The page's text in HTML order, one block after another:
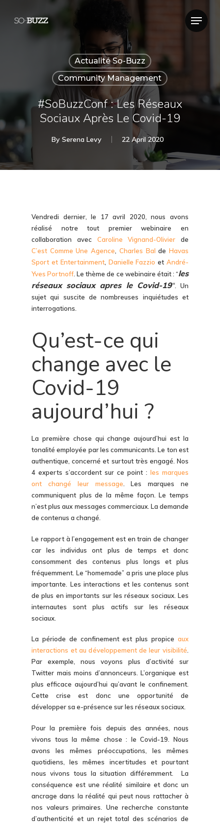
Actualité So-Buzz
Community Management
#SoBuzzConf : Les Réseaux
Sociaux Après Le Covid-19
By Serena Levy 22 April 2020
Vendredi dernier, le 17 avril 2020, nous avons
réalisé notre tout premier webinaire en
collaboration avec Caroline Vignand-Olivier de
C’est Comme Une Agence
Charles Bal de Havas
Sport et Entertainment, Danielle Fazzio et André-
Yves Portnoff . Le thème de ce webinaire était : “les
réseaux sociaux apres le Covid-19“. Un
sujet qui suscite de nombreuses inquiétudes et
interrogations.
Qu’est-ce qui
change avec le
Covid-19
aujourd’hui ?
La première chose qui change aujourd’hui est la
tonalité employée par les communicants. Le ton est
authentique, concerné et surtout très engagé. Nos
4 experts s’accordent sur ce point : les marques
ont changé leur message . Les marques ne
communiquent plus de la même façon. Le temps
n’est plus aux messages commerciaux. La demande
de contenus a changé.
Le rapport à l’engagement est en train de changer
car les individus ont plus de temps et donc
consomment des contenus plus longs et plus
fréquemment. Le “homemade” a pris une place plus
importante. Les interactions et les contenus sont
de plus en importants sur les réseaux sociaux. Les
internautes sont plus actifs sur les réseaux
sociaux.
La période de confinement est plus propice aux
interactions et au développement de leur visibilité
Par exemple, nous voyons plus d’activité sur
Twitter mais moins d’annonceurs. L’organique est
plus efficace aujourd’hui qu’avant le confinement.
Cette crise est donc une opportunité de
développer sa e-présence sur les réseaux sociaux.
Pour la première fois depuis des années, nous
vivons tous la même chose : le Covid-19. Nous
avons les mêmes préoccupations, les mêmes
quotidiens, les mêmes incertitudes et pourtant
nous vivons tous la situation différemment. La
conséquence est une réalité similaire et donc un
ancrage dans la réalité qui peut nous rattacher à
nos valeurs primaires. Une recherche constante
d’authenticité et un rejet total des scénarios de